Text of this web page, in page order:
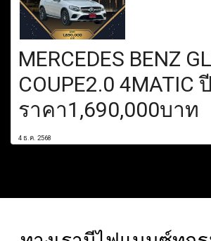
MERCEDES BENZ
COUPE2.0 4MATIC
ราคา1,690,000บาท
4 ธ.ค. 2568